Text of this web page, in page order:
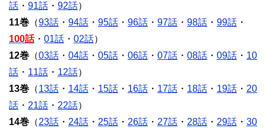
話 ・ 91話 ・ 92話）
11巻 （93話 ・ 94話 ・ 95話 ・ 96話 ・ 97話 ・ 98話 ・ 99話 ・
100話・ 01話 ・ 02話）
12巻 （03話 ・ 04話 ・ 05話 ・ 06話 ・ 07話 ・ 08話 ・ 09話 ・ 10
話 ・ 11話 ・ 12話）
13巻 （13話 ・ 14話 ・ 15話 ・ 16話 ・ 17話 ・ 18話 ・ 19話 ・ 20
話 ・ 21話 ・ 22話）
14巻 （23話 ・ 24話 ・ 25話 ・ 26話 ・ 27話 ・ 28話 ・ 29話 ・ 30